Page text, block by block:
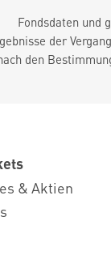
Fondsdaten und
der
den
& Aktien